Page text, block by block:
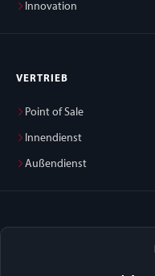
Innovation
VERTRIEB
Point of Sale
Innendienst
Außendienst